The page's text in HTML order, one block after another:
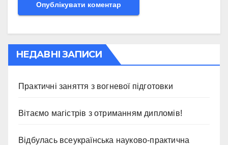
НЕДАВНІ ЗАПИСИ
Практичні заняття з вогневої підготовки
Вітаємо магістрів з отриманням дипломів!
Відбулась всеукраїнська науково-практична